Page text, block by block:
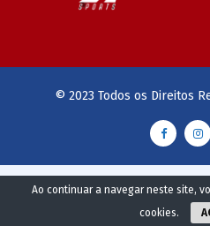
© 2023 Todos os Direitos
Ao continuar a navegar neste site,
cookies.